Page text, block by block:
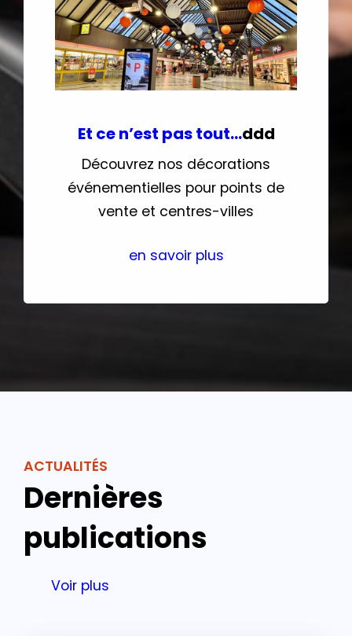
Et ce n’est pas tout…ddd
Découvrez nos décorations
événementielles pour points de
vente et centres-villes
en savoir plus
ACTUALITÉS
Dernières
publications
Voir plus